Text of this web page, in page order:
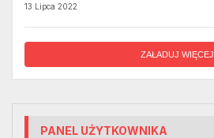
13 Lipca 2022
ZAŁADUJ WIĘCEJ
PANEL UŻYTKOWNIKA